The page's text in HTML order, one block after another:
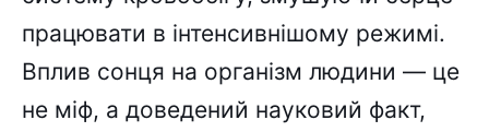
працювати в інтенсивнішому режимі.
Вплив сонця на організм людини — це
не міф, а доведений науковий факт,